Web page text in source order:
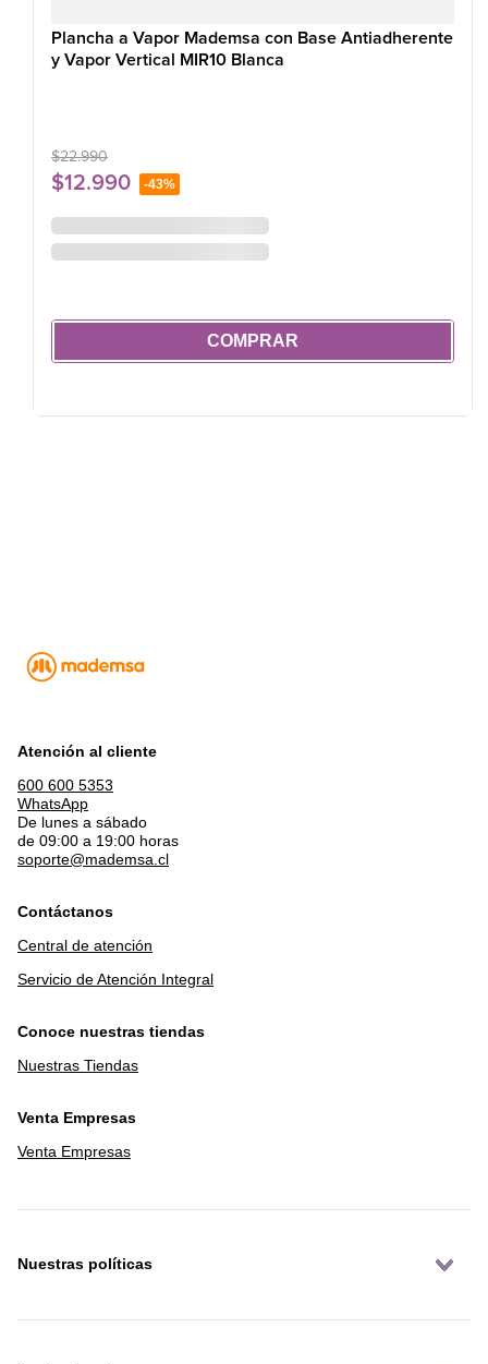
Plancha a Vapor Mademsa con Base Antiadherente
y Vapor Vertical MIR10 Blanca
$22.990
$12.990 -43%
COMPRAR
Atención al cliente
600 600 5353
WhatsApp
De lunes a sábado
de 09:00 a 19:00 horas
soporte@mademsa.cl
Contáctanos
Central de atención
Servicio de Atención Integral
Conoce nuestras tiendas
Nuestras Tiendas
Venta Empresas
Venta Empresas
Nuestras políticas